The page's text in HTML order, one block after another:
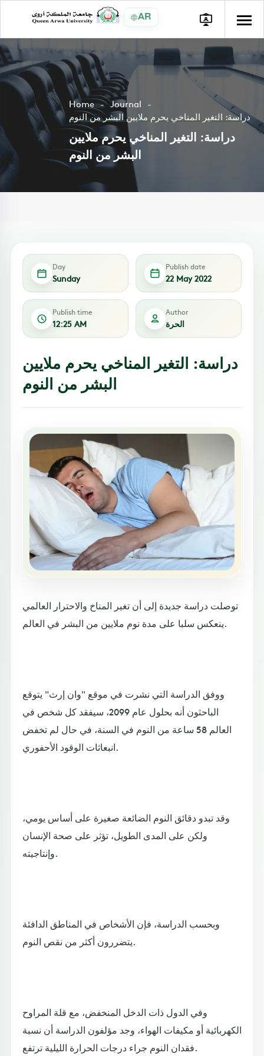
AR
Home
Journal
دراسة: التغير المناخي يحرم ملايين البشر من النوم
دراسة: التغير المناخي يحرم ملايين
البشر من النوم
Day
Sunday
Publish date
22 May 2022
Publish time
12:25 AM
Author
الحرة
دراسة: التغير المناخي يحرم ملايين
البشر من النوم
توصلت دراسة جديدة إلى أن تغير المناخ والاحترار العالمي
ينعكس سلبا على مدة نوم ملايين من البشر في العالم.
ووفق الدراسة التي نشرت في موقع "وان إرث" يتوقع
الباحثون أنه بحلول عام 2099، سيفقد كل شخص في
العالم 58 ساعة من النوم في السنة، في حال لم تخفض
انبعاثات الوقود الأحفوري.
وقد تبدو دقائق النوم الضائعة صغيرة على أساس يومي،
ولكن على المدى الطويل، تؤثر على صحة الإنسان
وإنتاجيته.
وبحسب الدراسة، فإن الأشخاص في المناطق الدافئة
يتضررون أكثر من نقص النوم.
وفي الدول ذات الدخل المنخفض، مع قلة المراوح
الكهربائية أو مكيفات الهواء، وجد مؤلفون الدراسة أن نسبة
فقدان النوم جراء درجات الحرارة الليلية ترتفع.